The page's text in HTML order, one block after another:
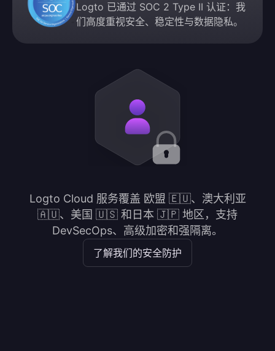
Logto 已通过 SOC 2 Type II 认证：我
们高度重视安全、稳定性与数据隐私。
Logto Cloud 服务覆盖 欧盟 🇪🇺、澳大利亚
🇦🇺、美国 🇺🇸 和日本 🇯🇵 地区，支持
DevSecOps、高级加密和强隔离。
了解我们的安全防护